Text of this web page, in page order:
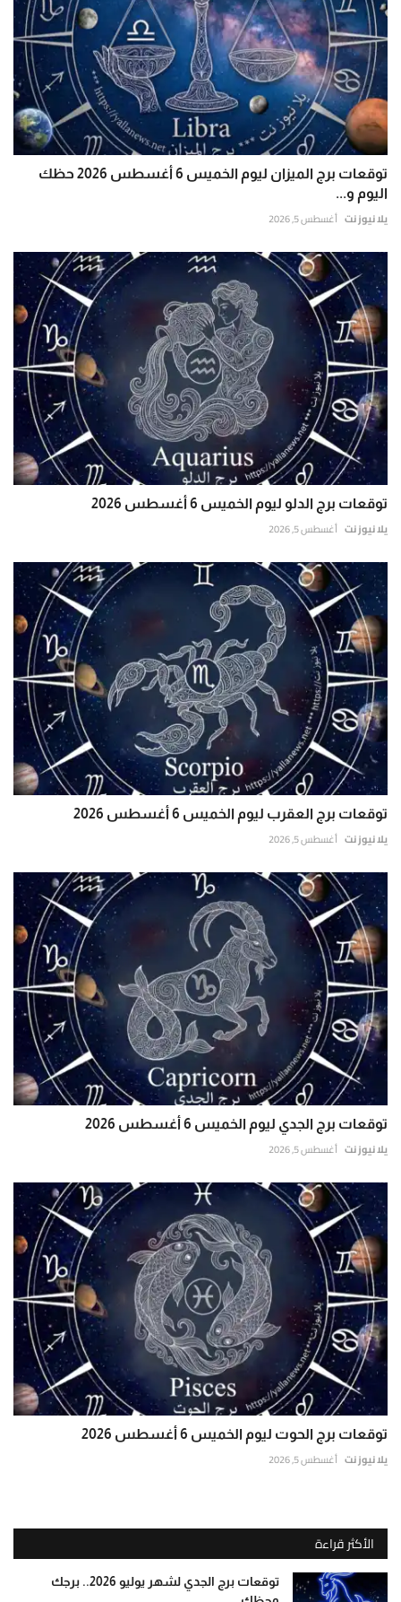
توقعات برج الميزان ليوم الخميس 6 أغسطس 2026 حظك
اليوم و...
يلا نيوز نت أغسطس 5, 2026
توقعات برج الدلو ليوم الخميس 6 أغسطس 2026
يلا نيوز نت أغسطس 5, 2026
توقعات برج العقرب ليوم الخميس 6 أغسطس 2026
يلا نيوز نت أغسطس 5, 2026
توقعات برج الجدي ليوم الخميس 6 أغسطس 2026
يلا نيوز نت أغسطس 5, 2026
توقعات برج الحوت ليوم الخميس 6 أغسطس 2026
يلا نيوز نت أغسطس 5, 2026
الأكثر قراءة
توقعات برج الجدي لشهر يوليو 2026.. برجك